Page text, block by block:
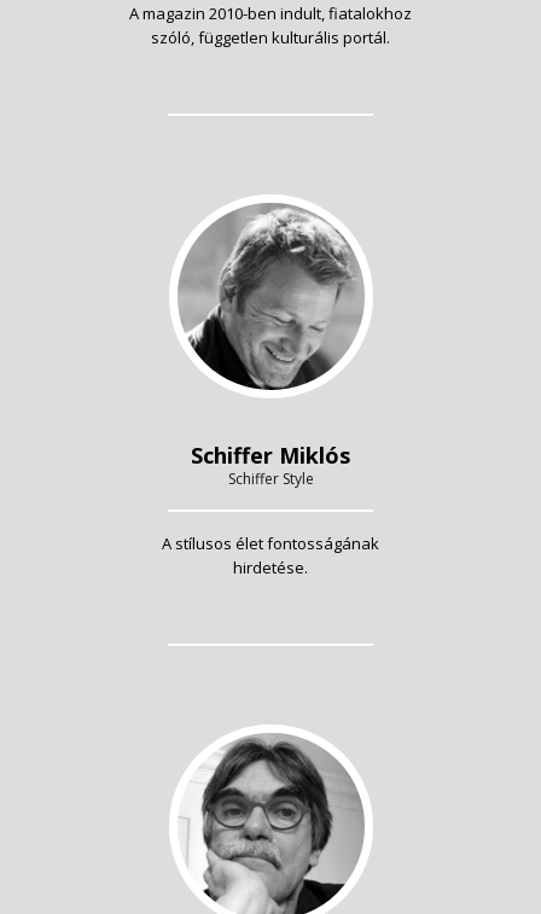
A magazin 2010-ben indult, fiatalokhoz
szóló, független kulturális portál.
Schiffer Miklós
Schiffer Style
A stílusos élet fontosságának
hirdetése.